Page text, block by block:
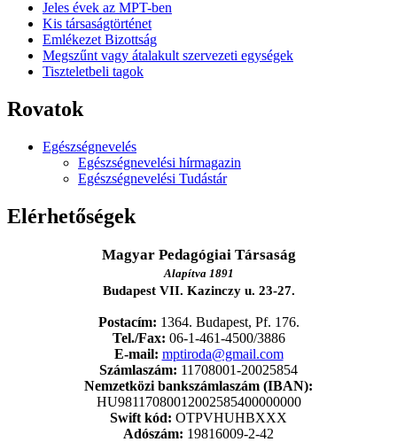
Jeles évek az MPT-ben
Kis társaságtörténet
Emlékezet Bizottság
Megszűnt vagy átalakult szervezeti egységek
Tiszteletbeli tagok
Rovatok
Egészségnevelés
Egészségnevelési hírmagazin
Egészségnevelési Tudástár
Elérhetőségek
Magyar Pedagógiai Társaság
Alapítva 1891
Budapest VII. Kazinczy u. 23-27.
Postacím: 1364. Budapest, Pf. 176.
Tel./Fax: 06-1-461-4500/3886
E-mail: mptiroda@gmail.com
Számlaszám: 11708001-20025854
Nemzetközi bankszámlaszám (IBAN):
HU98117080012002585400000000
Swift kód: OTPVHUHBXXX
Adószám: 19816009-2-42